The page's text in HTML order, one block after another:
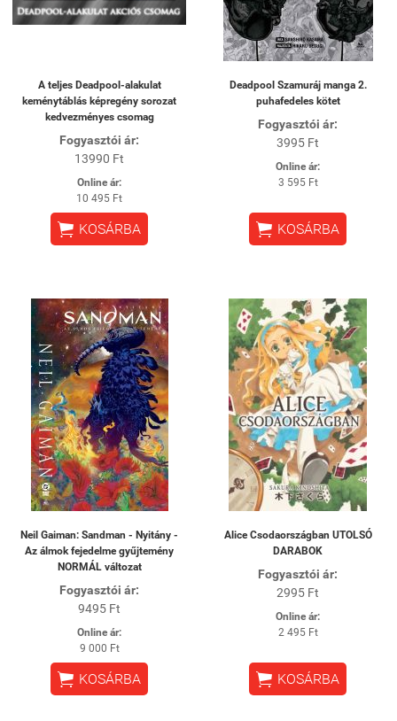
A teljes Deadpool-alakulat
keménytáblás képregény sorozat
kedvezményes csomag
Fogyasztói ár:
13990 Ft
Online ár:
10 495 Ft
 KOSÁRBA
Deadpool Szamuráj manga 2.
puhafedeles kötet
Fogyasztói ár:
3995 Ft
Online ár:
3 595 Ft
 KOSÁRBA
Neil Gaiman: Sandman - Nyitány -
Az álmok fejedelme gyűjtemény
NORMÁL változat
Fogyasztói ár:
9495 Ft
Online ár:
9 000 Ft
 KOSÁRBA
Alice Csodaországban UTOLSÓ
DARABOK
Fogyasztói ár:
2995 Ft
Online ár:
2 495 Ft
 KOSÁRBA